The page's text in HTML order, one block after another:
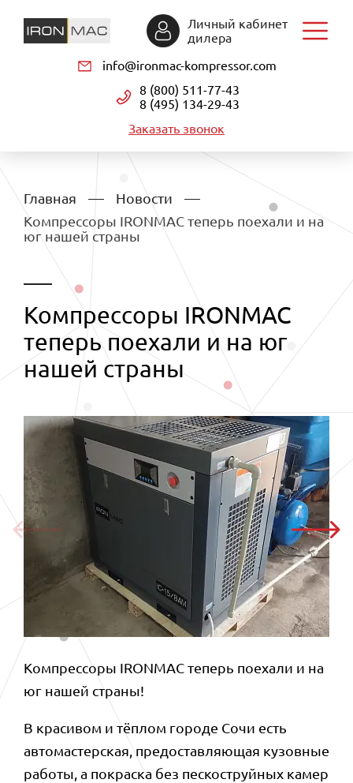
info@ironmac-kompressor.com
8 (800) 511-77-43
8 (495) 134-29-43
Заказать звонок
Личный кабинет
дилера
Главная
Новости
Компрессоры IRONMAC теперь поехали и на
юг нашей страны
Компрессоры IRONMAC
теперь поехали и на юг
нашей страны
Компрессоры IRONMAC теперь поехали и на
юг нашей страны!
В красивом и тёплом городе Сочи есть
автомастерская, предоставляющая кузовные
работы, а покраска без пескоструйных камер